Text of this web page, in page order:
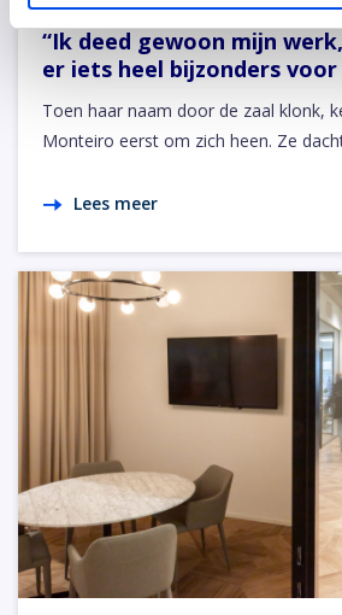
31 juli 2026
“Ik deed gewoon mijn
er iets heel bijzonders
Toen haar naam door de zaal klonk,
Monteiro eerst om zich heen. Ze
Lees meer